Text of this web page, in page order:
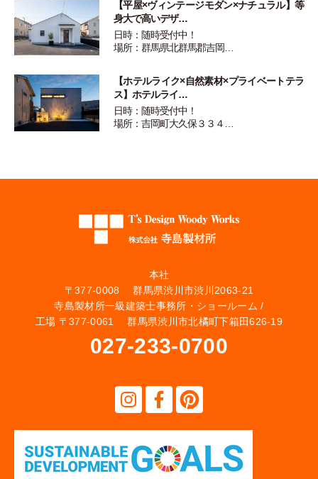
【平屋×ヴィンテージモダン×ナチュラル】等
身大で高いデザ…
日時：随時受付中！
場所：群馬県北群馬郡吉岡…
【ホテルライク×自然素材×プライベートテラ
ス】ホテルライ…
日時：随時受付中！
場所：吉岡町大久保３３４…
本社
〒377-0008 群馬県渋川市渋川2063-21
寺島製材所一級建築士事務所・ショールーム /
工場 〒377-0061 群馬県渋川市北橘町下箱田626-19
027-233-0700